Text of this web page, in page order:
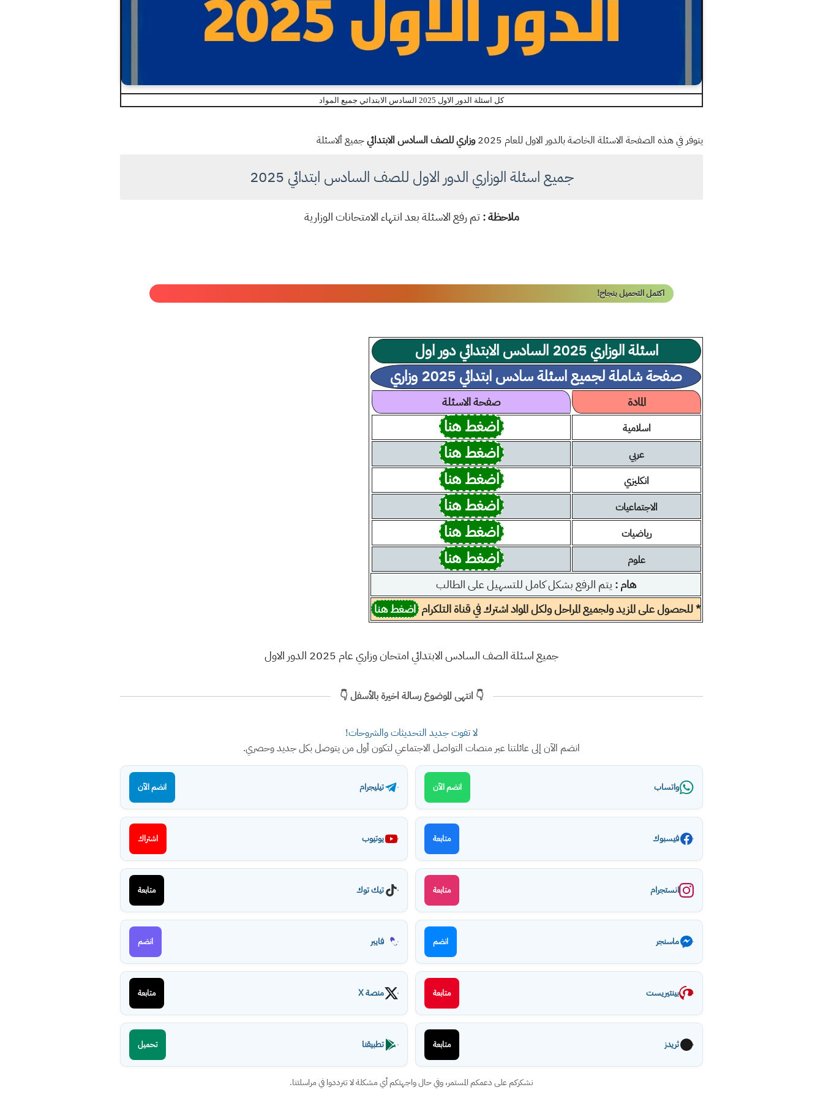
كل اسئلة الدور الاول 2025 السادس الابتدائي جميع المواد
يتوفر في هذه الصفحة الاسئلة الخاصة بالدور الاول للعام 2025 وزاري للصف السادس الابتدائيجميع ألاسئلة
جميع اسئلة الوزاري الدور الاول للصف السادس ابتدائي 2025
ملاحظة :تم رفع الاسئلة بعد انتهاء الامتحانات الوزارية
اكتمل التحميل بنجاح!
اسئلة الوزاري 2025 السادس الابتدائي دور اول
صفحة شاملة لجميع اسئلة سادس ابتدائي 2025 وزاري
المادة صفحة الاسئلة
اسلامية اضغط هنا
عربي اضغط هنا
انكليزي اضغط هنا
الاجتماعيات اضغط هنا
رياضيات اضغط هنا
علوم اضغط هنا
هام : يتم الرفع بشكل كامل للتسهيل على الطالب
* للحصول على المزيد ولجميع المراحل ولكل المواد اشترك في قناة التلكرام اضغط هنا
جميع اسئلة الصف السادس الابتدائي امتحان وزاري عام 2025 الدور الاول
👇 انتهى الموضوع رسالة اخيرة بالأسفل 👇
لا تفوت جديد التحديثات والشروحات!
انضم الآن إلى عائلتنا عبر منصات التواصل الاجتماعي لتكون أول من يتوصل بكل جديد وحصري.
واتساب انضم الآن تيليجرام انضم الآن
فيسبوك متابعة يوتيوب اشتراك
انستجرام متابعة تيك توك متابعة
ماسنجر انضم فايبر انضم
بينتيريست متابعة منصة X متابعة
ثريدز متابعة تطبيقنا تحميل
نشكركم على دعمكم المستمر، وفي حال واجهتكم أي مشكلة لا تترددوا في مراسلتنا.